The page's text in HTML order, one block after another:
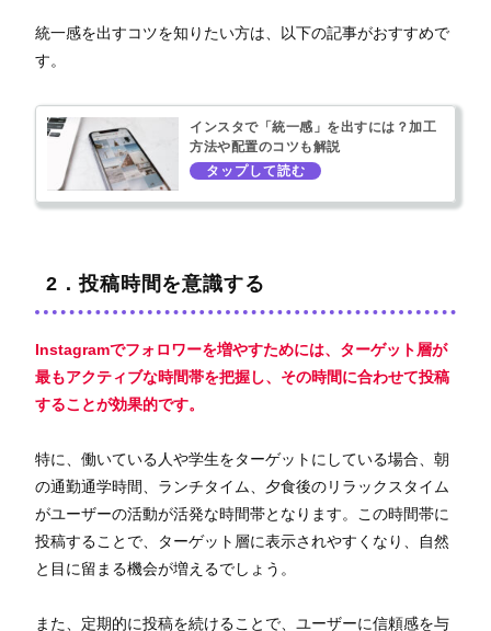
統一感を出すコツを知りたい方は、以下の記事がおすすめで
す。
インスタで「統一感」を出すには？加工
方法や配置のコツも解説
2．投稿時間を意識する
Instagramでフォロワーを増やすためには、ターゲット層が
最もアクティブな時間帯を把握し、その時間に合わせて投稿
することが効果的です。
特に、働いている人や学生をターゲットにしている場合、朝
の通勤通学時間、ランチタイム、夕食後のリラックスタイム
がユーザーの活動が活発な時間帯となります。この時間帯に
投稿することで、ターゲット層に表示されやすくなり、自然
と目に留まる機会が増えるでしょう。
また、定期的に投稿を続けることで、ユーザーに信頼感を与